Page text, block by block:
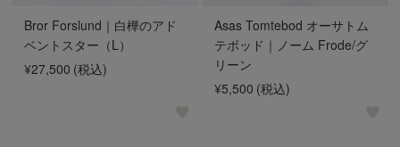
Bror Forslund｜白樺のアド
ベントスター（L）
¥27,500 (税込)
Asas Tomtebod オーサトム
テボッド｜ノーム Frode/グ
リーン
¥5,500 (税込)